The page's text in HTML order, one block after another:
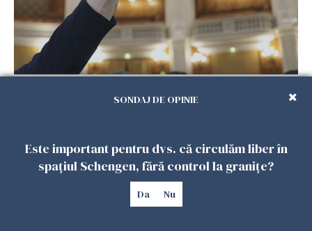
Senatul a aprobat acordul SAFE
SONDAJ DE OPINIE
Este important pentru dvs. că circulăm liber în
spațiul Schengen, fără control la granițe?
Da Nu